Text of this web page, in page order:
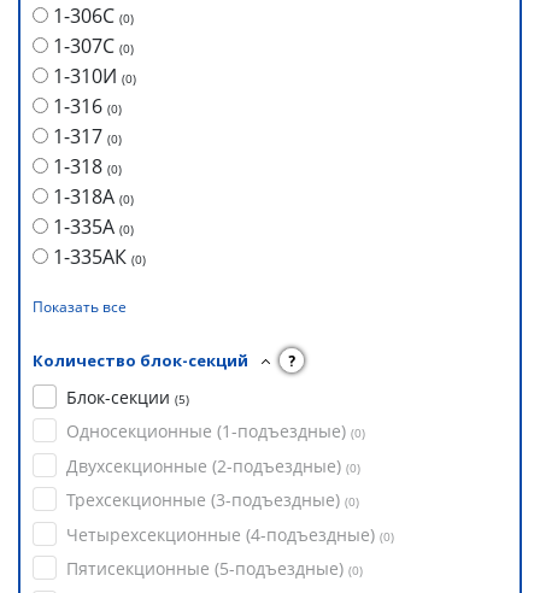
1-306С (0)
1-307С (0)
1-310И (0)
1-316 (0)
1-317 (0)
1-318 (0)
1-318А (0)
1-335А (0)
1-335АК (0)
Показать все
Количество блок-секций ?
Блок-секции (5)
Односекционные (1-подъездные) (0)
Двухсекционные (2-подъездные) (0)
Трехсекционные (3-подъездные) (0)
Четырехсекционные (4-подъездные) (0)
Пятисекционные (5-подъездные) (0)